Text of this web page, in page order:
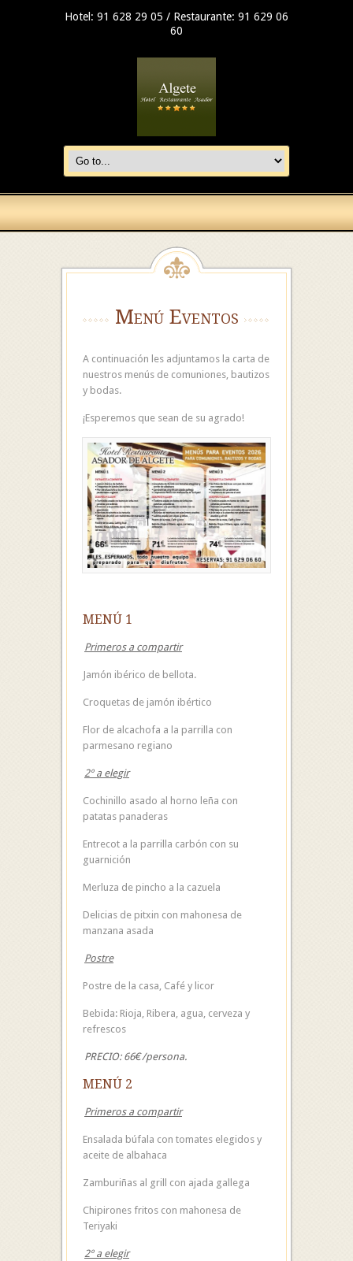
Hotel: 91 628 29 05 / Restaurante: 91 629 06
60
Menú Eventos
A continuación les adjuntamos la carta de
nuestros menús de comuniones, bautizos
y bodas.
¡Esperemos que sean de su agrado!
MENÚ 1
Primeros a compartir
Jamón ibérico de bellota.
Croquetas de jamón ibértico
Flor de alcachofa a la parrilla con
parmesano regiano
2º a elegir
Cochinillo asado al horno leña con
patatas panaderas
Entrecot a la parrilla carbón con su
guarnición
Merluza de pincho a la cazuela
Delicias de pitxin con mahonesa de
manzana asada
Postre
Postre de la casa, Café y licor
Bebida: Rioja, Ribera, agua, cerveza y
refrescos
PRECIO: 66€/persona.
MENÚ 2
Primeros a compartir
Ensalada búfala con tomates elegidos y
aceite de albahaca
Zamburiñas al grill con ajada gallega
Chipirones fritos con mahonesa de
Teriyaki
2º a elegir